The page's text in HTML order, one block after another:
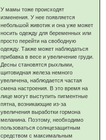
У мамы тоже происходят
изменения. У нее появляется
небольшой животик и она уже может
носить одежду для беременных или
просто перейти на свободную
одежду. Также может наблюдаться
прибавка в весе и увеличение груди.
Десны становятся рыхлыми,
щитовидная железа немного
увеличена, наблюдается частая
смена настроения. В это время на
лице могут выступить пигментные
пятна, возникающие из-за
увеличения выработки гормона
меланина. Поэтому, необходимо
пользоваться солнцезащитным
средством с максимальным